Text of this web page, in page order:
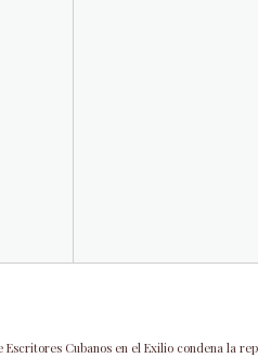
Escritores Cubanos en el Exilio condena la